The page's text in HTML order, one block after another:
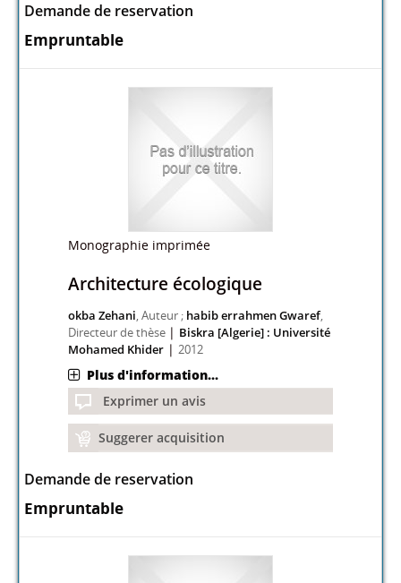
Demande de reservation
Empruntable
Monographie imprimée
Architecture écologique
okba Zehani, Auteur ; habib errahmen Gwaref,
Directeur de thèse | Biskra [Algerie] : Université
Mohamed Khider |2012
Plus d'information...
Exprimer un avis
Suggerer acquisition
Demande de reservation
Empruntable